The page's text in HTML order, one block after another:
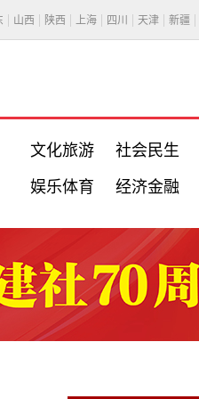
山西 陕西 上海 四川 天津 新疆
文化旅游 社会民生
娱乐体育 经济金融